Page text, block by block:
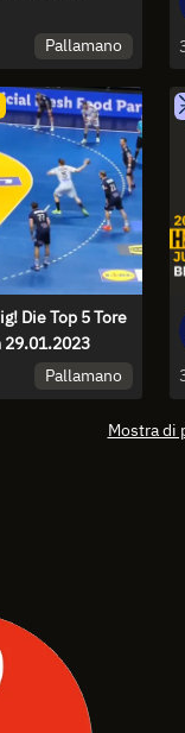
Pallamano
Die Top 5 Tore
29.01.2023
Pallamano
Mostra di